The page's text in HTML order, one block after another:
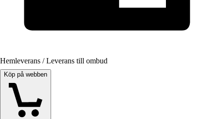
Hemleverans / Leverans till ombud
Köp på webben